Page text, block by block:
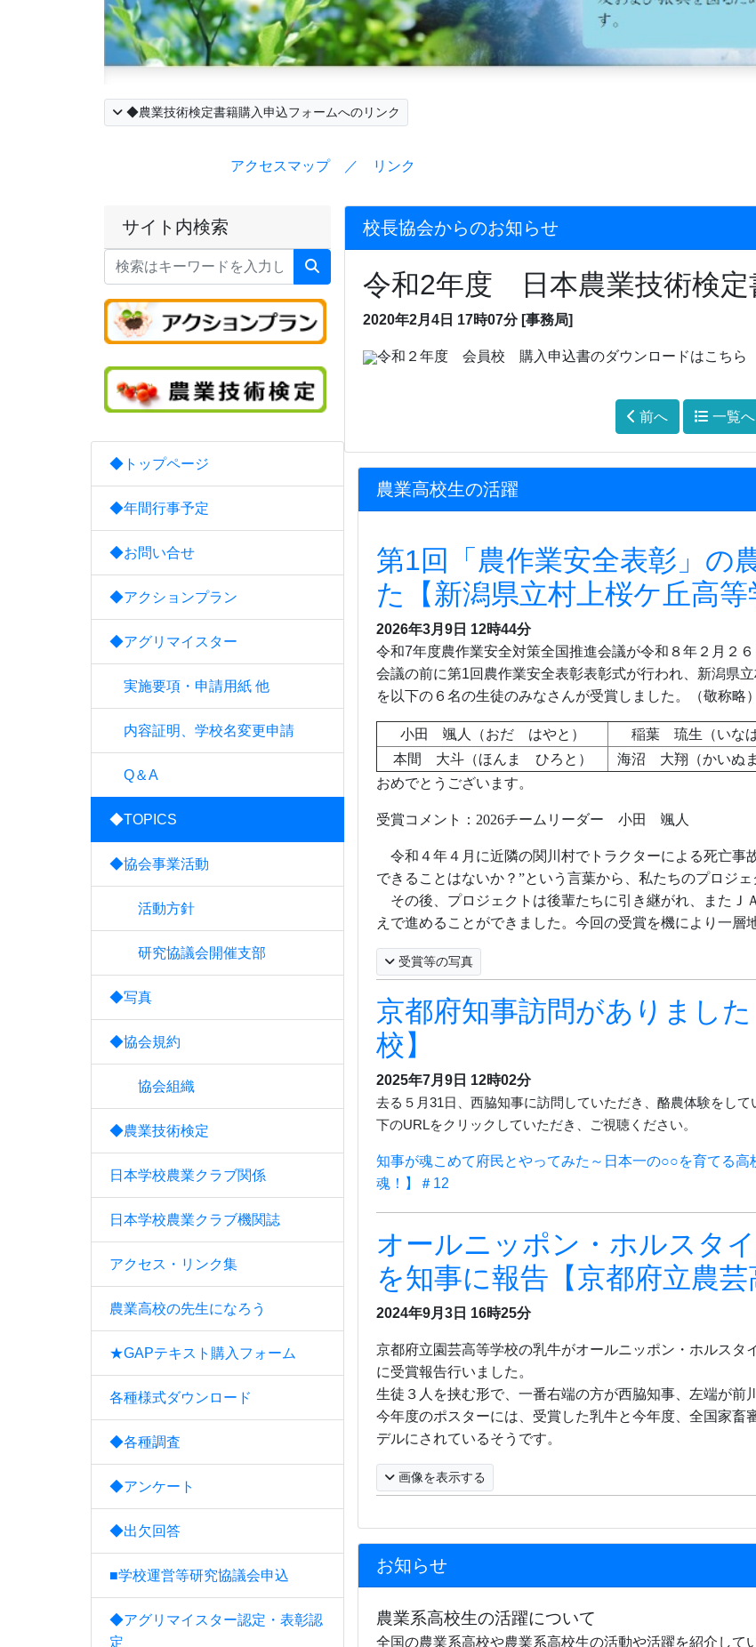
◆農業技術検定書籍購入申込フォームへのリンク
アクセスマップ ／ リンク
サイト内検索
◆トップページ
◆年間行事予定
◆お問い合せ
◆アクションプラン
◆アグリマイスター
実施要項・申請用紙 他
内容証明、学校名変更申請
Q＆A
◆TOPICS
◆協会事業活動
活動方針
研究協議会開催支部
◆写真
◆協会規約
協会組織
◆農業技術検定
日本学校農業クラブ関係
日本学校農業クラブ機関誌
アクセス・リンク集
農業高校の先生になろう
★GAPテキスト購入フォーム
各種様式ダウンロード
◆各種調査
◆アンケート
◆出欠回答
■学校運営等研究協議会申込
◆アグリマイスター認定・表彰認
定
校長協会からのお知らせ
令和2年度 日本農業技術検定
2020年2月4日 17時07分 [事務局]
令和２年度 会員校 購入申込書のダウンロードはこちら
前へ 一覧へ
農業高校生の活躍
第1回「農作業安全表彰」の
た【新潟県立村上桜ケ丘高等
2026年3月9日 12時44分
令和7年度農作業安全対策全国推進会議が令和８年２月２
会議の前に第1回農作業安全表彰表彰式が行われ、新潟
を以下の６名の生徒のみなさんが受賞しました。（敬称略）
小田 颯人（おだ はやと） 稲葉 琉生（いな
本間 大斗（ほんま ひろと）
海沼 大翔（かいぬ
おめでとうございます。
受賞コメント： 2026チームリーダー 小田 颯人
令和４年４月に近隣の関川村でトラクターによる死亡事
できることはないか？”という言葉から、私たちのプロジェ
その後、プロジェクトは後輩たちに引き継がれ、またＪ
えで進めることができました。今回の受賞を機により一層
受賞等の写真
京都府知事訪問がありまし
校】
2025年7月9日 12時02分
去る５月 31 日、西脇知事に訪問していただき、酪農体験をして
下のURLをクリックしていただき、ご視聴ください。
知事が魂こめて府民とやってみた～日本一の○○を育てる
魂！】＃12
オールニッポン・ホルスタ
を知事に報告【京都府立農芸
2024年9月3日 16時25分
京都府立園芸高等学校の乳牛がオールニッポン・ホルス
に受賞報告行いました。
生徒３人を挟む形で、一番右端の方が西脇知事、左端が前
今年度のポスターには、受賞した乳牛と今年度、全国家畜
デルにされているそうです。
画像を表示する
お知らせ
農業系高校生の活躍について
全国の農業系高校や農業系高校生の活動や活躍を紹介して